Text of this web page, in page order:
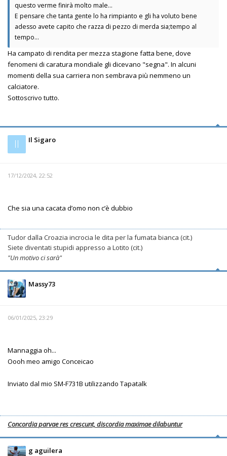
questo verme finirà molto male...
E pensare che tanta gente lo ha rimpianto e gli ha voluto bene
adesso avete capito che razza di pezzo di merda sia;tempo al
tempo...
Ha campato di rendita per mezza stagione fatta bene, dove
fenomeni di caratura mondiale gli dicevano "segna". In alcuni
momenti della sua carriera non sembrava più nemmeno un
calciatore.
Sottoscrivo tutto.
Il Il Sigaro
17/12/2024, 22:52
Che sia una cacata d’omo non c’è dubbio
Tudor dalla Croazia incrocia le dita per la fumata bianca (cit.)
Siete diventati stupidi appresso a Lotito (cit.)
"Un motivo ci sarà"
Massy73
06/01/2025, 23:29
Mannaggia oh...
Oooh meo amigo Conceicao
Inviato dal mio SM-F731B utilizzando Tapatalk
Concordia parvae res crescunt, discordia maximae dilabuntur
g aguilera